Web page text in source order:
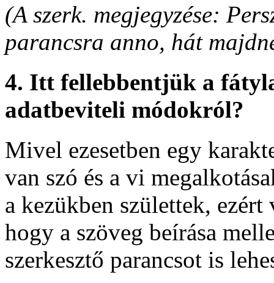
(A szerk. megjegyzése:
parancsra anno, hát
4. Itt fellebbentjük a
adatbeviteli módokról?
Mivel ezesetben egy
van szó és a vi
a kezükben születtek,
hogy a szöveg beírása
szerkesztő parancsot is